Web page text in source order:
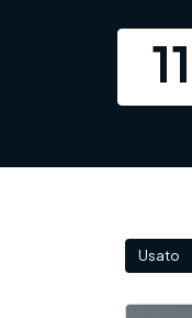
11
Usato